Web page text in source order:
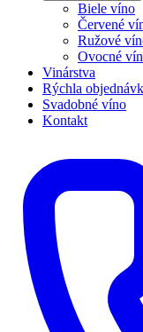
Biele víno
Červené
Ružové
Ovocné
Vinárstva
Rýchla
Svadobné víno
Kontakt